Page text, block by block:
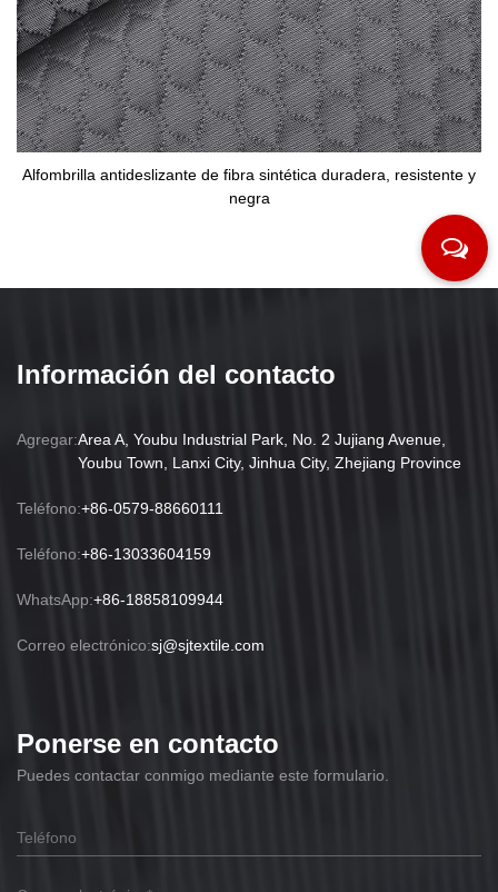
de fibra sintética duradera, resistente y
Funda de colchón
Información del contacto
Agregar:Area A, Youbu Industrial Park, No. 2 Jujiang Avenue,
Youbu Town, Lanxi City, Jinhua City, Zhejiang Province
Teléfono:+86-0579-88660111
Teléfono:+86-13033604159
WhatsApp:+86-18858109944
Correo electrónico:sj@sjtextile.com
Ponerse en contacto
Puedes contactar conmigo mediante este formulario.